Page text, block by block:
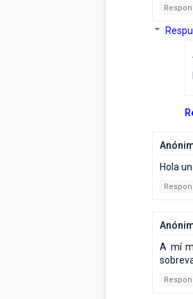
Hola
A mí